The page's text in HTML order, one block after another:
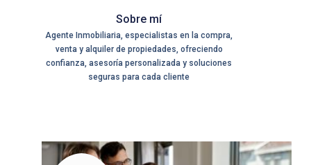
Sobre mí
Agente Inmobiliaria, especialistas en la compra,
venta y alquiler de propiedades, ofreciendo
confianza, asesoría personalizada y soluciones
seguras para cada cliente